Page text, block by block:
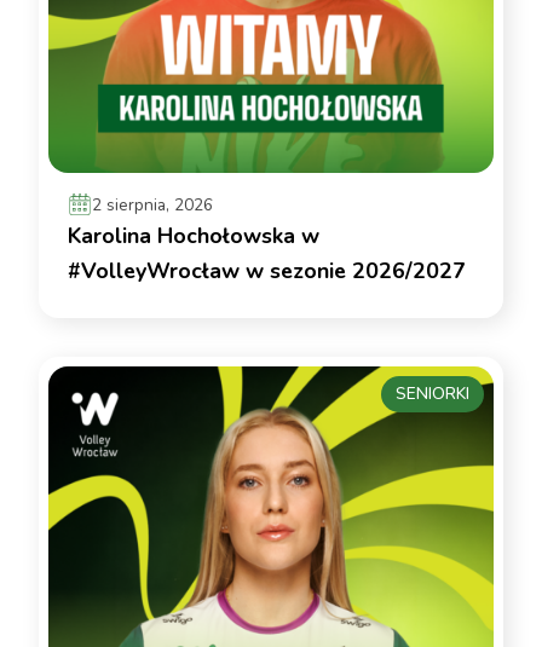
2 sierpnia, 2026
Karolina Hochołowska w
#VolleyWrocław w sezonie 2026/2027
SENIORKI